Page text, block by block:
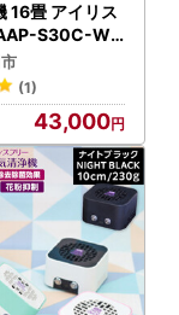
16畳 アイリス
S30C-W
空気清浄機
(1)
43,000